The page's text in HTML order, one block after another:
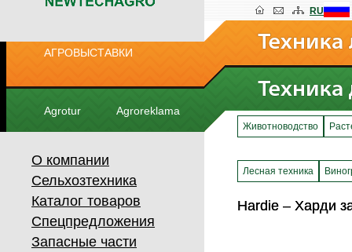
АГРОВЫСТАВКИ
Agrotur Agroreklama
RU
О компании
Сельхозтехника
Каталог товаров
Спецпредложения
Запасные части
Животноводство
Лесная техника
Hardie – Харди
Hardie – Харди